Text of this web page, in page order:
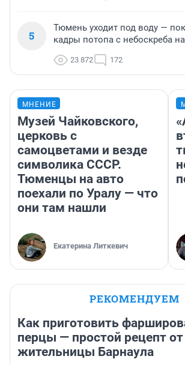
5
Тюмень уходит под воду —
кадры потопа с небоскреба
23 872 172
МНЕНИЕ
Музей Чайковского,
церковь с
самоцветами и везде
символика СССР.
Тюменцы на авто
поехали по Уралу — что
они там нашли
Екатерина Литкевич
РЕКОМЕНДУЕМ
Как приготовить
перцы — простой рецепт от
жительницы Барнаула